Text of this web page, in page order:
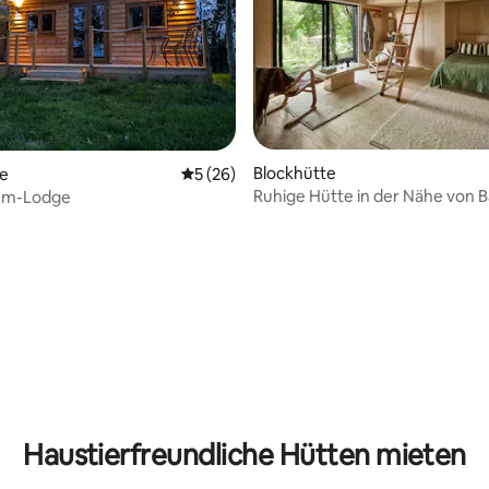
4,87 von 5, 47 BewertungenDurchschnittliche Bewertung: 5 von 5,
5 (26)
Lodge
Blockhütte
Ruhige Hütte in der Nähe von
Haustierfreundliche Hütten mieten